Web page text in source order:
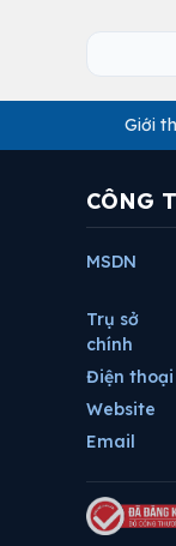
Giới
CÔNG
MSDN
Trụ sở
chính
Điện thoại
Website
Email